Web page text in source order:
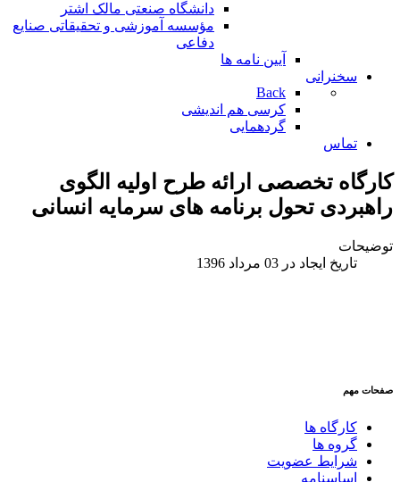
دانشگاه صنعتی مالک اشتر
مؤسسه آموزشی و تحقيقاتی صنايع
دفاعی
آیین نامه ها
سخنرانی
Back
کرسی هم اندیشی
گردهمایی
تماس
کارگاه تخصصی ارائه طرح اولیه الگوی
راهبردی تحول برنامه های سرمایه انسانی
توضیحات
تاریخ ایجاد در 03 مرداد 1396
صفحات مهم
کارگاه ها
گروه ها
شرایط عضویت
اساسنامه